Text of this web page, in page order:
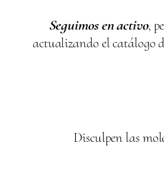
Seguimos en activo,
actualizando el catálogo
Disculpen las